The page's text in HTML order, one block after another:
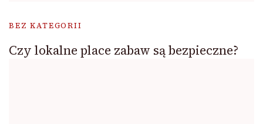
BEZ KATEGORII
Czy lokalne place zabaw są bezpieczne?